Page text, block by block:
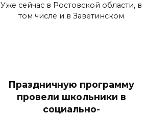
Уже сейчас в Ростовской области, в
том числе и в Заветинском
Праздничную программу
провели школьники в
социально-